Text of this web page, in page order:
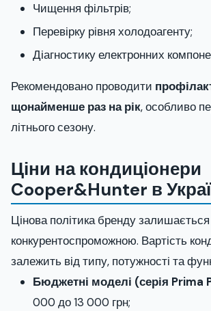
Чищення фільтрів;
Перевірку рівня холодоагенту;
Діагностику електронних
Рекомендовано проводити
щонайменше раз на рік, особливо
літнього сезону.
Ціни на кондиціонери
Cooper&Hunter в
Цінова політика бренду залишається
конкурентоспроможною. Вартість
залежить від типу, потужності та
Бюджетні моделі (серія Prima
000 до 13 000 грн;